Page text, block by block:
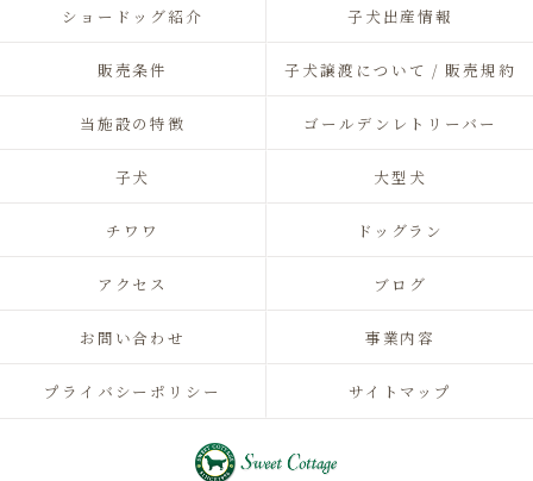
ショードッグ紹介 子犬出産情報
販売条件 子犬譲渡について / 販売規約
当施設の特徴 ゴールデンレトリーバー
子犬 大型犬
チワワ ドッグラン
アクセス ブログ
お問い合わせ 事業内容
プライバシーポリシー サイトマップ